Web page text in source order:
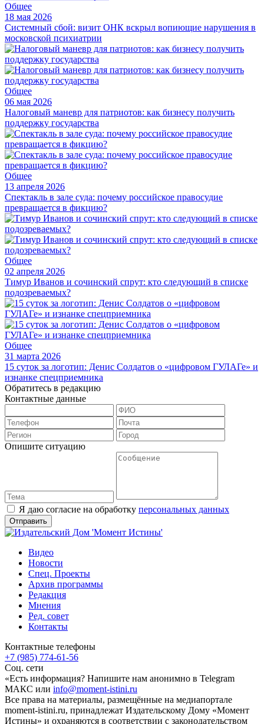
Общее
18 мая 2026
Системный сбой: визит ОНК вскрыл вопиющие нарушения в
московской психиатрии
Общее
06 мая 2026
Налоговый маневр для патриотов: как бизнесу получить
поддержку государства
Общее
13 апреля 2026
Спектакль в зале суда: почему российское правосудие
превращается в фикцию?
Общее
02 апреля 2026
Тимур Иванов и сочинский спрут: кто следующий в списке
подозреваемых?
Общее
31 марта 2026
15 суток за логотип: Денис Солдатов о «цифровом ГУЛАГе» и
изнанке спецприемника
Обратитесь в редакцию
Контактные данные
Опишите ситуацию
Я даю согласие на обработку персональных данных
Видео
Новости
Спец. Проекты
Архив программы
Редакция
Мнения
Ред. совет
Контакты
Контактные телефоны
+7 (985) 774-61-56
Соц. сети
«Есть информация? Напишите нам анонимно в Telegram
МАКС или info@moment-istini.ru
Все права на материалы, размещённые на медиапортале
moment-istini.ru, принадлежат Издательскому Дому «Момент
Истины» и охраняются в соответствии с законодательством